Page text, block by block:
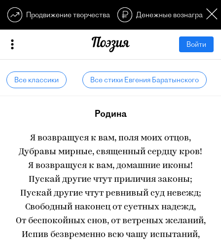
Продвижение творчества Денежные
Войти
Все классики Все стихи Евгения Баратынского
Родина
Я возвращуся к вам, поля моих отцов,
Дубравы мирные, священный сердцу кров!
Я возвращуся к вам, домашние иконы!
Пускай другие чтут приличия законы;
Пускай другие чтут ревнивый суд невежд;
Свободный наконец от суетных надежд,
От беспокойных снов, от ветреных желаний,
Испив безвременно всю чашу испытаний,